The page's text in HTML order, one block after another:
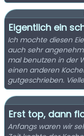
Eigentlich ein
Ich mochte diesen
auch sehr
mal benutzen in der
einen anderen
gutgeschrieben.
Erst top, dann
Anfangs waren wir